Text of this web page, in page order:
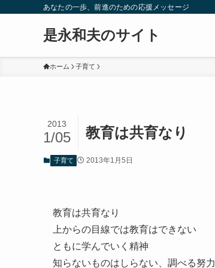
あなたの一歩、前進のための応援メッセージ
是永和夫のサイト
ホーム 子育て
教育は共育なり
2013
1/05
子育て 2013年1月5日
教育は共育なり
上からの目線では教育はできない
ともに学んでいく精神
知らないものはしらない、調べる努力